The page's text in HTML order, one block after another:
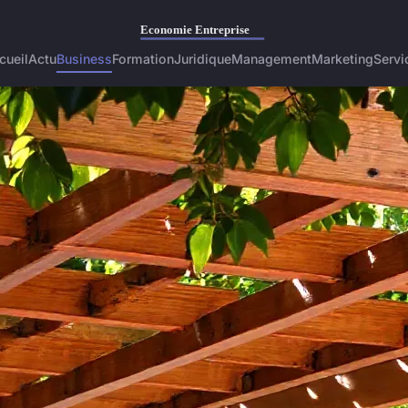
ActuBusinessFormationJuridiqueManagementMarketing